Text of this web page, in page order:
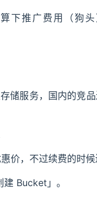
下推广费用（狗
储服务，国内的竞
价，不过续费的时候
Bucket」。